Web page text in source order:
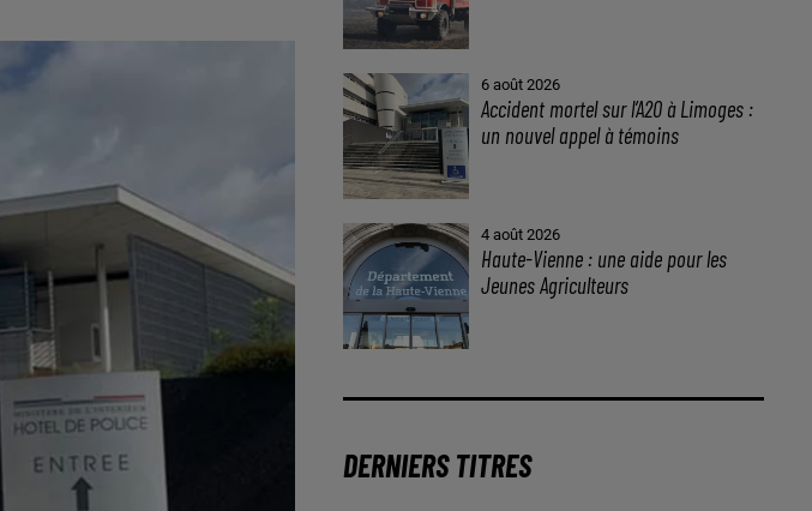
6 août 2026
Accident mortel sur l’A20 à Limoges :
un nouvel appel à témoins
4 août 2026
Haute-Vienne : une aide pour les
Jeunes Agriculteurs
DERNIERS TITRES